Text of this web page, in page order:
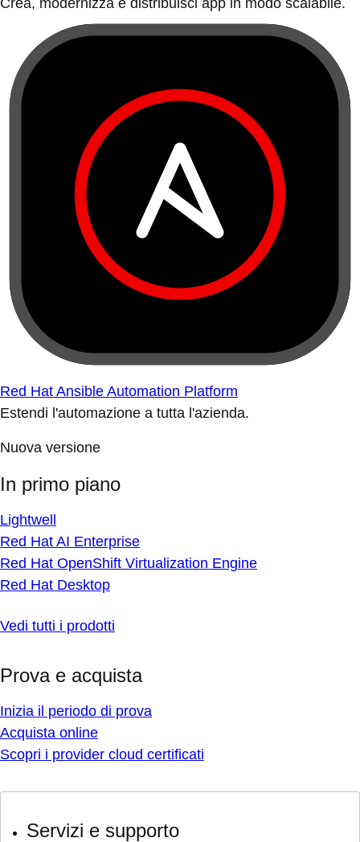
Crea, modernizza e distribuisci app in modo scalabile.
Red Hat Ansible Automation Platform
Estendi l'automazione a tutta l'azienda.
Nuova versione
In primo piano
Lightwell
Red Hat AI Enterprise
Red Hat OpenShift Virtualization Engine
Red Hat Desktop
Vedi tutti i prodotti
Prova e acquista
Inizia il periodo di prova
Acquista online
Scopri i provider cloud certificati
Servizi e supporto